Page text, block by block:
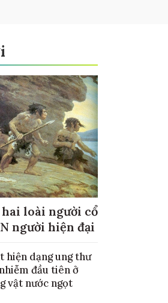
loài người cổ
người hiện đại
hiện dạng ung thư
đầu tiên ở
vật nước ngọt